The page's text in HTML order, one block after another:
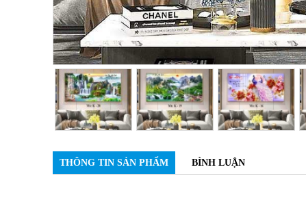
THÔNG TIN SẢN PHẨM BÌNH LUẬN